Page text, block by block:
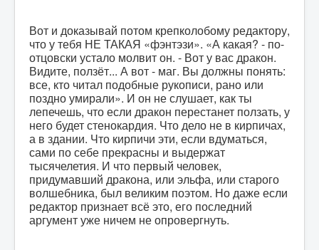
Вот и доказывай потом крепколобому редактору,
что у тебя НЕ ТАКАЯ «фэнтэзи». «А какая? - по-
отцовски устало молвит он. - Вот у вас дракон.
Видите, ползёт... А вот - маг. Вы должны понять:
все, кто читал подобные рукописи, рано или
поздно умирали». И он не слушает, как ты
лепечешь, что если дракон перестанет ползать, у
него будет стенокардия. Что дело не в кирпичах,
а в здании. Что кирпичи эти, если вдуматься,
сами по себе прекрасны и выдержат
тысячелетия. И что первый человек,
придумавший дракона, или эльфа, или старого
волшебника, был великим поэтом. Но даже если
редактор признает всё это, его последний
аргумент уже ничем не опровергнуть.